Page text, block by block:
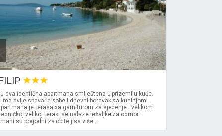
dva identična apartmana smiještena u prizemlju kuće.
dvije spavaće sobe i dnevni boravak sa kuhinjom.
je terasa sa garniturom za sjedenje i velikom
velikoj terasi se nalaze ležaljke za odmor i
su pogodni za obitelj sa više...